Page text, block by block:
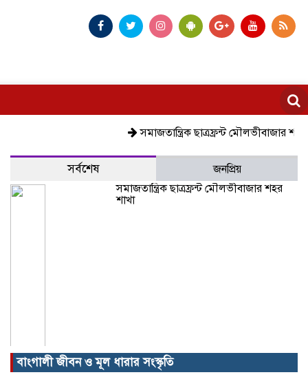
সমাজতান্ত্রিক ছাত্রফ্রন্ট মৌলভীবাজার শহর শাখা
সর্বশেষ
জনপ্রিয়
সমাজতান্ত্রিক ছাত্রফ্রন্ট মৌলভীবাজার শহর
শাখা
বাংগালী জীবন ও মূল ধারার সংস্কৃতি